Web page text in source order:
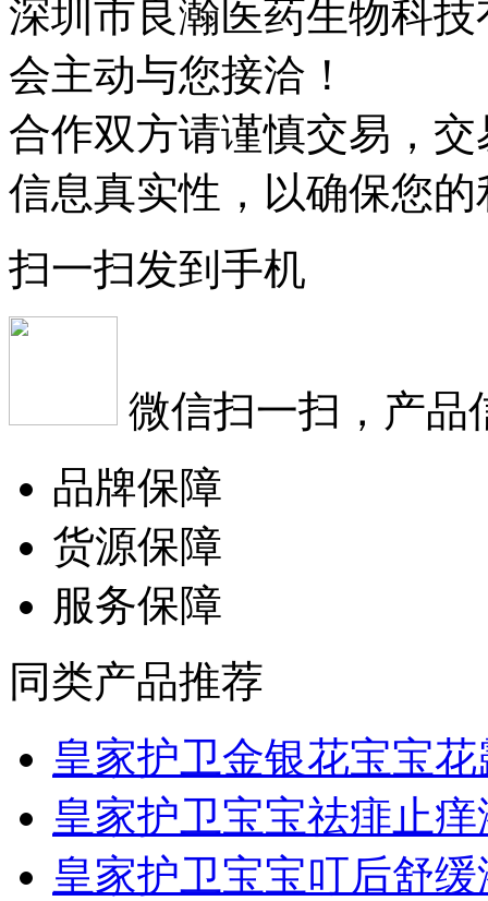
深圳市良瀚医药生物科
会主动与您接洽！
合作双方请谨慎交易，
信息真实性，以确保您
扫一扫发到手机
微信扫一扫，产品
品牌保障
货源保障
服务保障
同类产品推荐
皇家护卫金银花宝宝花
皇家护卫宝宝祛痱止痒
皇家护卫宝宝叮后舒缓